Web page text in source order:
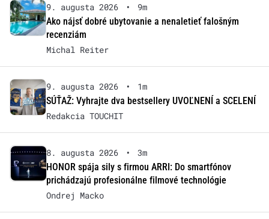
9. augusta 2026 •
9m
Ako nájsť dobré ubytovanie a nenaletieť falošným
recenziám
Michal Reiter
9. augusta 2026 •
1m
SÚŤAŽ: Vyhrajte dva bestsellery UVOĽNENÍ a SCELENÍ
Redakcia TOUCHIT
8. augusta 2026 •
3m
HONOR spája sily s firmou ARRI: Do smartfónov
prichádzajú profesionálne filmové technológie
Ondrej Macko